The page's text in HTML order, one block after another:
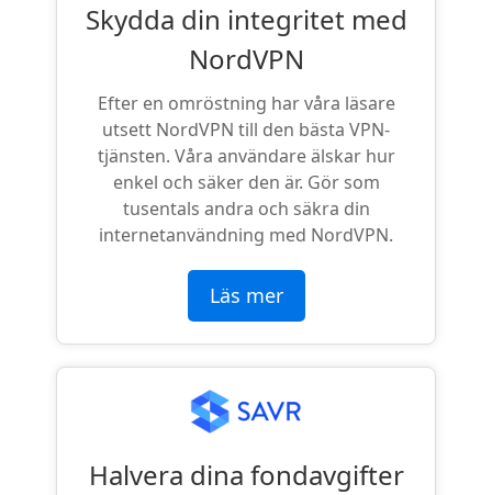
Skydda din integritet med
NordVPN
Efter en omröstning har våra läsare
utsett NordVPN till den bästa VPN-
tjänsten. Våra användare älskar hur
enkel och säker den är. Gör som
tusentals andra och säkra din
internetanvändning med NordVPN.
Läs mer
Halvera dina fondavgifter